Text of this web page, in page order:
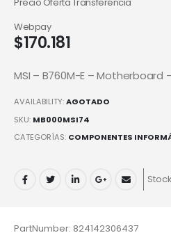
$170.181
Webpay
MSI – B760M-E – Motherboard
AVAILABILITY:AGOTADO
SKU: MB000MSI74
CATEGORÍAS: COMPONENTES
PartNumber: 824142306437